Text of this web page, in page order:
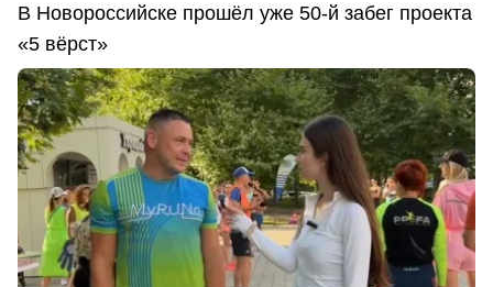
В Новороссийске прошёл уже 50-й забег проекта
«5 вёрст»